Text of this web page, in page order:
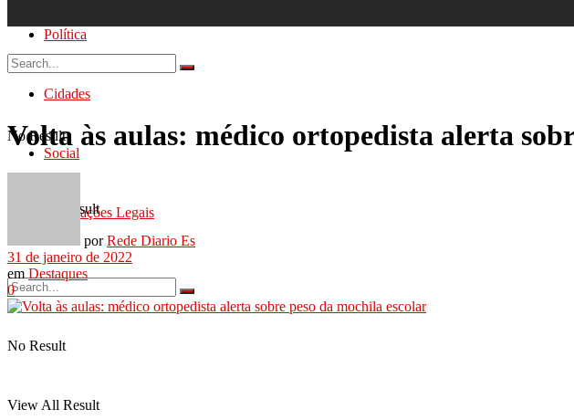
Política
Cidades
Social
Publicações Legais
No Result
View All Result
No Result
View All Result
Volta às aulas: médico ortopedista alerta
por Rede Diario Es
31 de janeiro de 2022
em Destaques
0